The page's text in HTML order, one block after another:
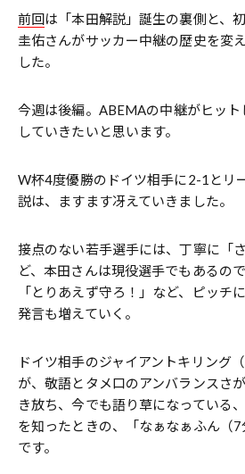
前回は「本田解説」誕生の裏側と、
圭佑さんがサッカー中継の歴史を変
した。
今週は後編。ABEMAの中継がヒッ
していきたいと思います。
W杯4度優勝のドイツ相手に2-1とリ
説は、ますます冴えていきました。
接点のない若手選手には、丁寧に「
ど、本田さんは現役選手でもあるの
「とりあえず守ろ！」など、ピッチ
発言も増えていく。
ドイツ相手のジャイアントキリング
が、敬語とタメ口のアンバランスさ
き放ち、今でも語り草になっている
を知ったときの、「なぁなぁふん（
です。